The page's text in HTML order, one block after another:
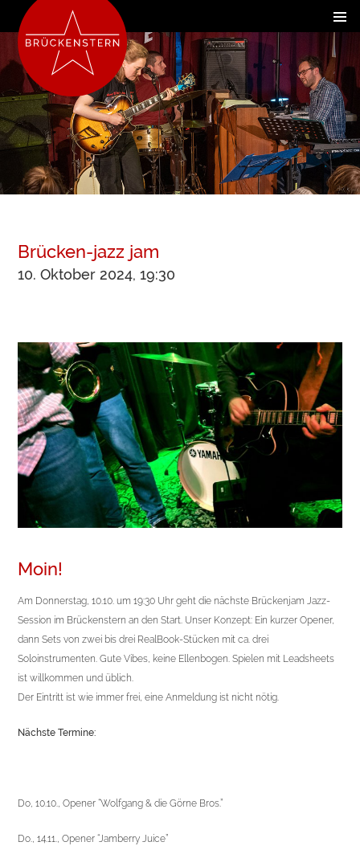
Brücken-jazz jam
10. Oktober 2024, 19:30
Moin!
Am Donnerstag, 10.10. um 19:30 Uhr geht die nächste Brückenjam Jazz-
Session im Brückenstern an den Start. Unser Konzept: Ein kurzer Opener,
dann Sets von zwei bis drei RealBook-Stücken mit ca. drei
Soloinstrumenten. Gute Vibes, keine Ellenbogen. Spielen mit Leadsheets
ist willkommen und üblich.
Der Eintritt ist wie immer frei, eine Anmeldung ist nicht nötig.
Nächste Termine:
Do, 10.10., Opener “Wolfgang & die Görne Bros.”
Do., 14.11., Opener “Jamberry Juice”